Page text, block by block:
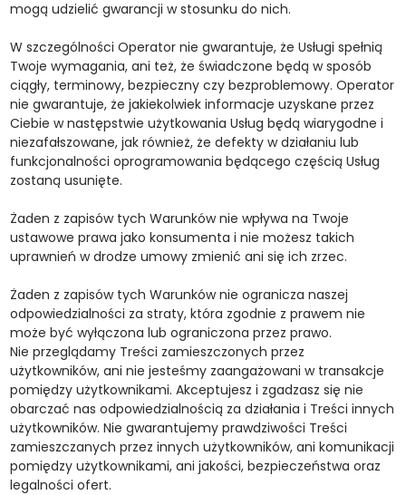
mogą udzielić gwarancji w stosunku do nich.
W szczególności Operator nie gwarantuje, że Usługi spełnią
Twoje wymagania, ani też, że świadczone będą w sposób
ciągły, terminowy, bezpieczny czy bezproblemowy. Operator
nie gwarantuje, że jakiekolwiek informacje uzyskane przez
Ciebie w następstwie użytkowania Usług będą wiarygodne i
niezafałszowane, jak również, że defekty w działaniu lub
funkcjonalności oprogramowania będącego częścią Usług
zostaną usunięte.
Żaden z zapisów tych Warunków nie wpływa na Twoje
ustawowe prawa jako konsumenta i nie możesz takich
uprawnień w drodze umowy zmienić ani się ich zrzec.
Żaden z zapisów tych Warunków nie ogranicza naszej
odpowiedzialności za straty, która zgodnie z prawem nie
może być wyłączona lub ograniczona przez prawo.
Nie przeglądamy Treści zamieszczonych przez
użytkowników, ani nie jesteśmy zaangażowani w transakcje
pomiędzy użytkownikami. Akceptujesz i zgadzasz się nie
obarczać nas odpowiedzialnością za działania i Treści innych
użytkowników. Nie gwarantujemy prawdziwości Treści
zamieszczanych przez innych użytkowników, ani komunikacji
pomiędzy użytkownikami, ani jakości, bezpieczeństwa oraz
legalności ofert.